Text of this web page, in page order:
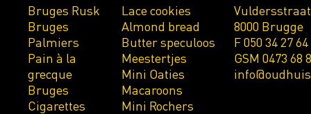
Bruges Rusk
Lace cookies
Bruges
Palmiers
Almond bread
Butter speculoos
Pain à la
grecque
Meestertjes
Mini Oaties
Bruges
Cigarettes
Macaroons
Mini Rochers
8000 Brugge
F 050 34 27 64
GSM 0473 68